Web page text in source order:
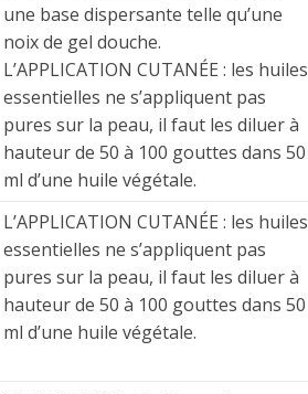
une base dispersante telle qu’une
noix de gel douche.
L’APPLICATION CUTANÉE : les huiles
essentielles ne s’appliquent pas
pures sur la peau, il faut les diluer à
hauteur de 50 à 100 gouttes dans 50
ml d’une huile végétale.
L’APPLICATION CUTANÉE : les huiles
essentielles ne s’appliquent pas
pures sur la peau, il faut les diluer à
hauteur de 50 à 100 gouttes dans 50
ml d’une huile végétale.